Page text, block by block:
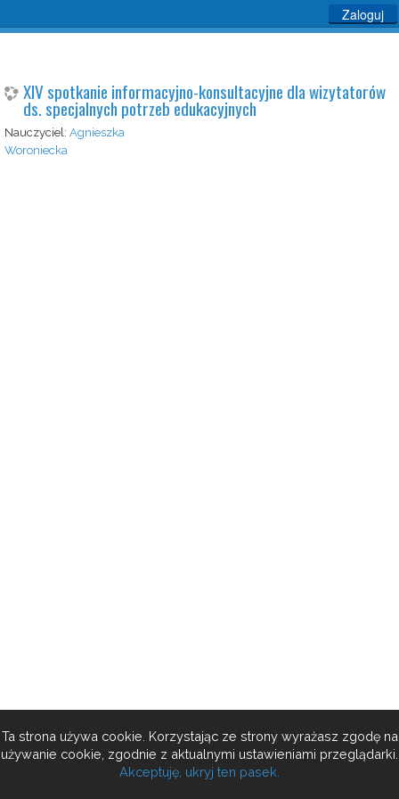
Zaloguj
XIV spotkanie informacyjno-konsultacyjne dla wizytatorów
ds. specjalnych potrzeb edukacyjnych
Nauczyciel: Agnieszka
Woroniecka
Ta strona używa cookie. Korzystając ze strony wyrażasz zgodę na
używanie cookie, zgodnie z aktualnymi ustawieniami przeglądarki.
Akceptuję, ukryj ten pasek.